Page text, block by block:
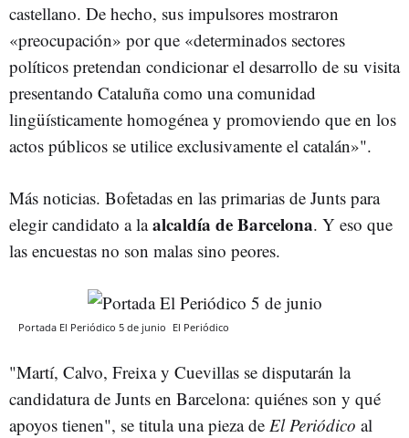
castellano. De hecho, sus impulsores mostraron
«preocupación» por que «determinados sectores
políticos pretendan condicionar el desarrollo de su visita
presentando Cataluña como una comunidad
lingüísticamente homogénea y promoviendo que en los
actos públicos se utilice exclusivamente el catalán»".
Más noticias. Bofetadas en las primarias de Junts para
elegir candidato a laalcaldía de Barcelona. Y eso que
las encuestas no son malas sino peores.
Portada El Periódico 5 de junio El Periódico
"Martí, Calvo, Freixa y Cuevillas se disputarán la
candidatura de Junts en Barcelona: quiénes son y qué
apoyos tienen", se titula una pieza de El Periódico al